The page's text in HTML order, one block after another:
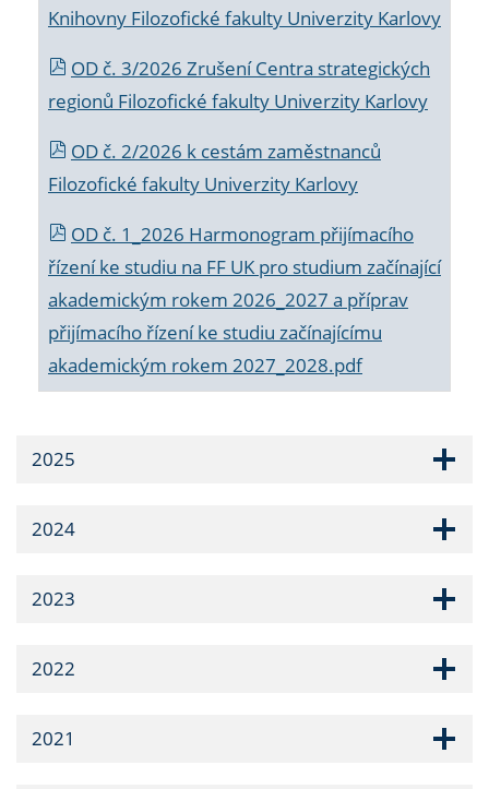
Knihovny Filozofické fakulty Univerzity Karlovy
OD č. 3/2026 Zrušení Centra strategických
regionů Filozofické fakulty Univerzity Karlovy
OD č. 2/2026 k cestám zaměstnanců
Filozofické fakulty Univerzity Karlovy
OD č. 1_2026 Harmonogram přijímacího
řízení ke studiu na FF UK pro studium začínající
akademickým rokem 2026_2027 a příprav
přijímacího řízení ke studiu začínajícímu
akademickým rokem 2027_2028.pdf
2025
2024
2023
2022
2021